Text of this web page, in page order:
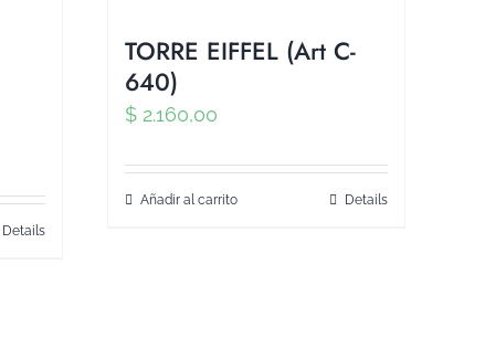
Details
TORRE EIFFEL (Art C-
640)
$ 2.160,00
Añadir al carrito Details